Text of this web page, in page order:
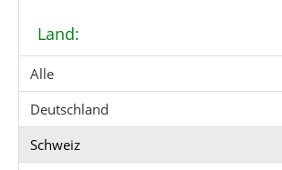
Land:
Alle
Deutschland
Schweiz